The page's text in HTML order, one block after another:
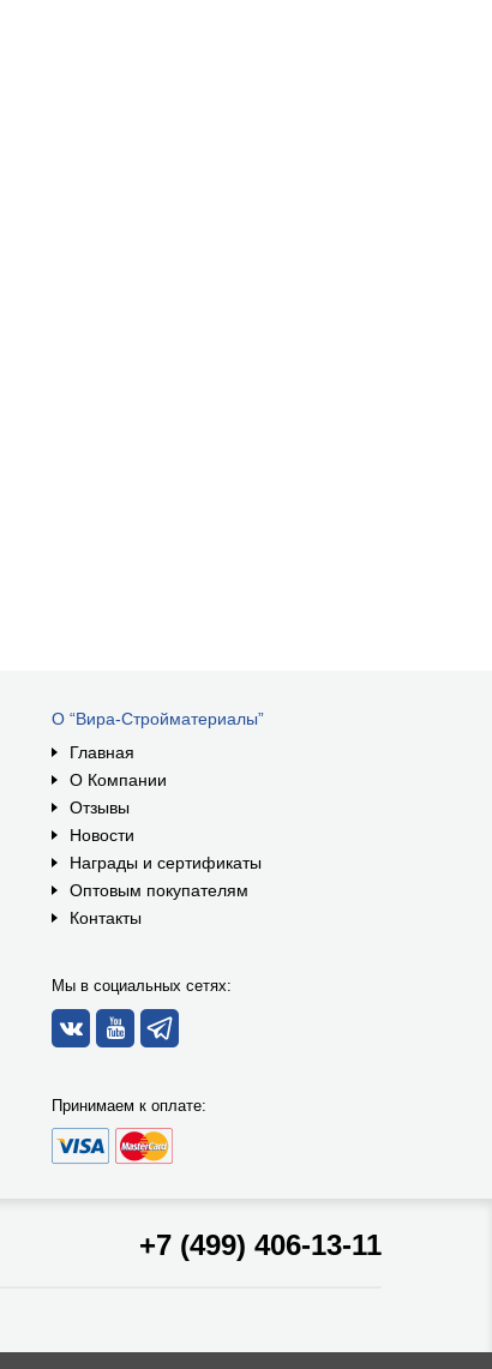
О “Вира-Стройматериалы”
Главная
О Компании
Отзывы
Новости
Награды и сертификаты
Оптовым покупателям
Контакты
Мы в социальных сетях:
Принимаем к оплате:
+7 (499) 406-13-11